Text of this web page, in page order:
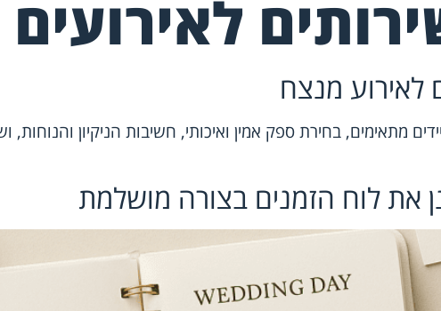
לאירועים
לאירוע מנצח
מתאימים, בחירת ספק אמין ואיכותי, חשיבות הניקיון והנוחות,
את לוח הזמנים בצורה מושלמת